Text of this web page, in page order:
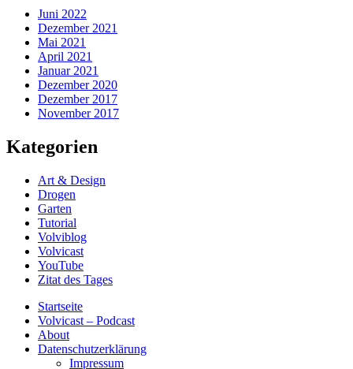
Juni 2022
Dezember 2021
Mai 2021
April 2021
Januar 2021
Dezember 2020
Dezember 2017
November 2017
Kategorien
Art & Design
Drogen
Garten
Tutorial
Volviblog
Volvicast
YouTube
Zitat des Tages
Startseite
Volvicast – Podcast
About
Datenschutzerklärung
Impressum